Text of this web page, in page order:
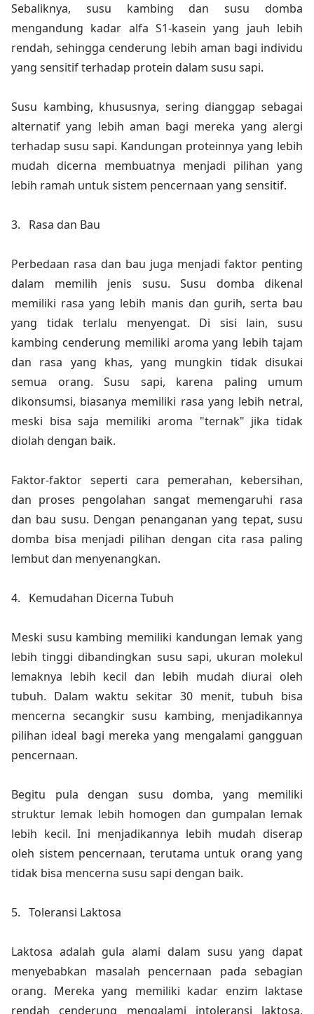
Sebaliknya, susu kambing dan susu domba
mengandung kadar alfa S1-kasein yang jauh lebih
rendah, sehingga cenderung lebih aman bagi individu
yang sensitif terhadap protein dalam susu sapi.
Susu kambing, khususnya, sering dianggap sebagai
alternatif yang lebih aman bagi mereka yang alergi
terhadap susu sapi. Kandungan proteinnya yang lebih
mudah dicerna membuatnya menjadi pilihan yang
lebih ramah untuk sistem pencernaan yang sensitif.
3. Rasa dan Bau
Perbedaan rasa dan bau juga menjadi faktor penting
dalam memilih jenis susu. Susu domba dikenal
memiliki rasa yang lebih manis dan gurih, serta bau
yang tidak terlalu menyengat. Di sisi lain, susu
kambing cenderung memiliki aroma yang lebih tajam
dan rasa yang khas, yang mungkin tidak disukai
semua orang. Susu sapi, karena paling umum
dikonsumsi, biasanya memiliki rasa yang lebih netral,
meski bisa saja memiliki aroma "ternak" jika tidak
diolah dengan baik.
Faktor-faktor seperti cara pemerahan, kebersihan,
dan proses pengolahan sangat memengaruhi rasa
dan bau susu. Dengan penanganan yang tepat, susu
domba bisa menjadi pilihan dengan cita rasa paling
lembut dan menyenangkan.
4. Kemudahan Dicerna Tubuh
Meski susu kambing memiliki kandungan lemak yang
lebih tinggi dibandingkan susu sapi, ukuran molekul
lemaknya lebih kecil dan lebih mudah diurai oleh
tubuh. Dalam waktu sekitar 30 menit, tubuh bisa
mencerna secangkir susu kambing, menjadikannya
pilihan ideal bagi mereka yang mengalami gangguan
pencernaan.
Begitu pula dengan susu domba, yang memiliki
struktur lemak lebih homogen dan gumpalan lemak
lebih kecil. Ini menjadikannya lebih mudah diserap
oleh sistem pencernaan, terutama untuk orang yang
tidak bisa mencerna susu sapi dengan baik.
5. Toleransi Laktosa
Laktosa adalah gula alami dalam susu yang dapat
menyebabkan masalah pencernaan pada sebagian
orang. Mereka yang memiliki kadar enzim laktase
rendah cenderung mengalami intoleransi laktosa,